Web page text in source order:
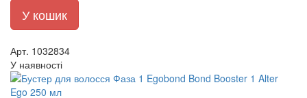
У кошик
Арт. 1032834
У наявності